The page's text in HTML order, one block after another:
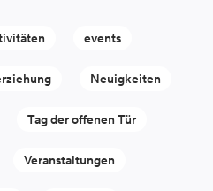
events
Neuigkeiten
Tag der offenen Tür
Veranstaltungen